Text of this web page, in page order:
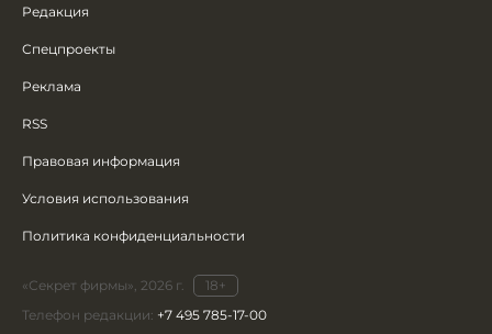
Редакция
Спецпроекты
Реклама
RSS
Правовая информация
Условия использования
Политика конфиденциальности
«Секрет фирмы», 2026 г.
18+
Телефон редакции: +7 495 785-17-00